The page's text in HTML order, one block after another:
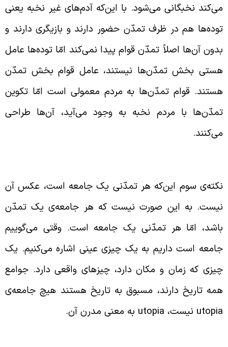
نخبگانی می‌شود. با این‌که آدم‌های غیر نخبه یعنی
هم در ظرف تمدّن حضور دارند و بازیگری دارند و
آن‌ها اصلاً تمدّن قوام پیدا نمی‌کند امّا توده‌ها عامل
بخش تمدّن‌ها نیستند، عامل قوام بخش تمدّن
قوام تمدّن‌ها به مردم معمولی است امّا تکوین
با مردم نخبه به وجود می‌‌آید، آن‌ها طراحی
سوم این‌که هر تمدّنی یک جامعه است، عکس آن
به این صورت نیست که هر جامعه‌ی یک تمدّن
امّا هر تمدّنی یک جامعه است. وقتی می‌گوییم
است داریم به یک چیزی عینی اشاره می‌کنیم. یک
که زمان و مکان دارد، چیزهای واقعی دارد. جوامع
تاریخ دارند، مسبوق به تاریخ هستند هیچ جامعه‌ی
نیست،utopiaبه معنی مدرن آن.